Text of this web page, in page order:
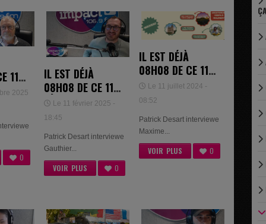
11
2025
0
IL EST DÉJÀ
08H08 DE CE 11
FÉVRIER 2025 -
GAUTHIER
Le 11 février 2025 -
18:45
Patrick Desart interviewe
Gauthier...
VOIR PLUS 0
IL EST DÉJÀ
08H08 DE CE 11
JUILLET 2024 -
MAXIME
Le 11 juillet 2024 -
08:52
Patrick Desart interviewe
Maxime...
VOIR PLUS 0